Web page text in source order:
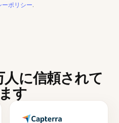
ーポリシー.
に信頼されて
す